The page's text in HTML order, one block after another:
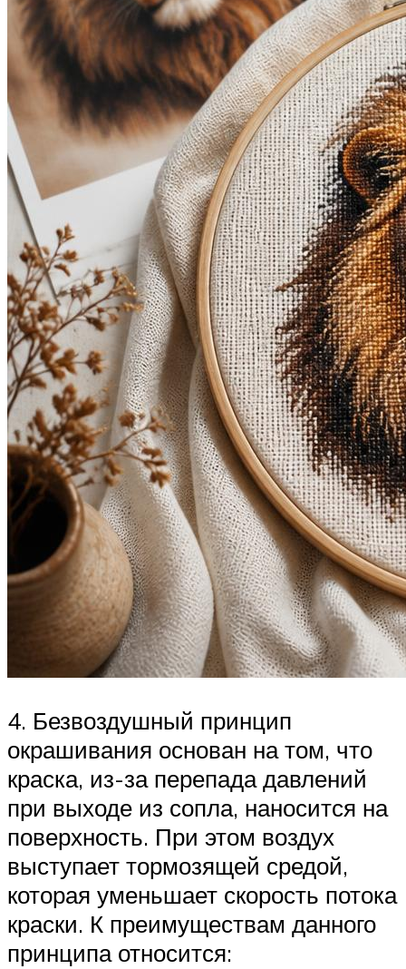
4. Безвоздушный принцип
окрашивания основан на том, что
краска, из-за перепада давлений
при выходе из сопла, наносится на
поверхность. При этом воздух
выступает тормозящей средой,
которая уменьшает скорость потока
краски. К преимуществам данного
принципа относится: